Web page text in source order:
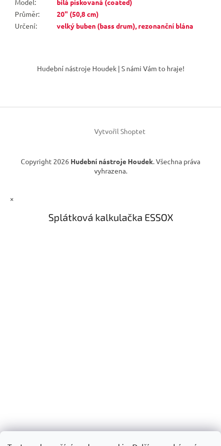
Model:
bílá pískovaná (coated)
Průměr:
20" (50,8 cm)
Určení: velký buben (bass drum), rezonanční blána
í
Hudební nástroje Houdek | S námi Vám to hraje!
Vytvořil Shoptet
Copyright 2026 Hudební nástroje Houdek. Všechna práva
vyhrazena.
×
Splátková kalkulačka ESSOX